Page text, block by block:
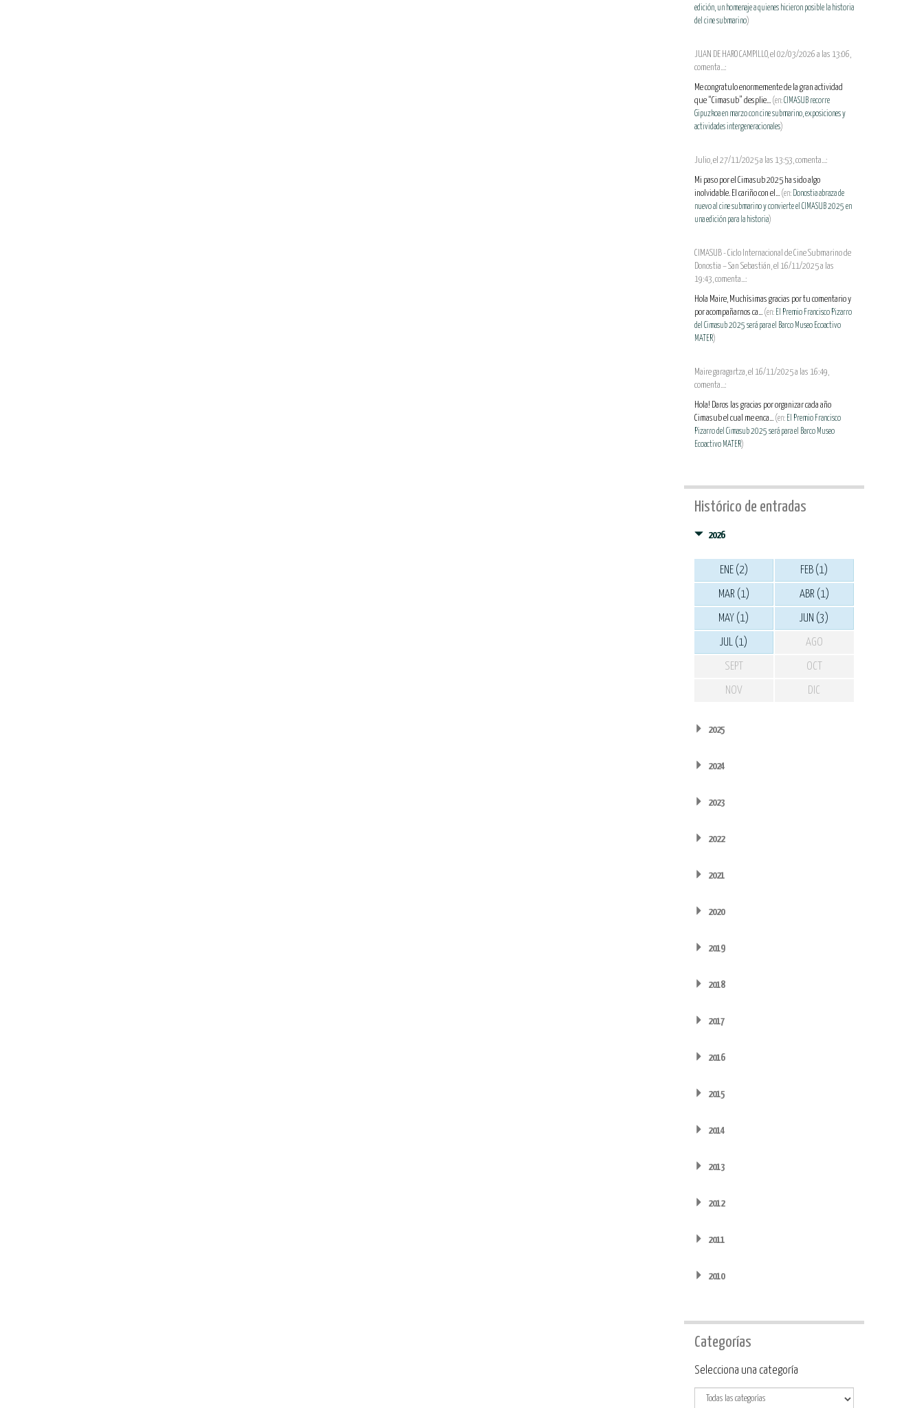
edición, un homenaje a quienes hicieron posible la historia
del cine submarino)
JUAN DE HARO CAMPILLO, el 02/03/2026 a las 13:06,
comenta...:
Me congratulo enormemente de la gran actividad
que “Cimasub” desplie... (en:CIMASUB recorre
Gipuzkoa en marzo con cine submarino, exposiciones y
actividades intergeneracionales)
Julio, el 27/11/2025 a las 13:53, comenta...:
Mi paso por el Cimasub 2025 ha sido algo
inolvidable. El cariño con el... (en: Donostia abraza de
nuevo al cine submarino y convierte el CIMASUB 2025 en
una edición para la historia)
CIMASUB - Ciclo Internacional de Cine Submarino de
Donostia – San Sebastián, el 16/11/2025 a las
19:43, comenta...:
Hola Maire, Muchísimas gracias por tu comentario y
por acompañarnos ca... (en: El Premio Francisco Pizarro
del Cimasub 2025 será para el Barco Museo Ecoactivo
MATER)
Maire garagartza, el 16/11/2025 a las 16:49,
comenta...:
Hola! Daros las gracias por organizar cada año
Cimasub el cual me enca... (en: El Premio Francisco
Pizarro del Cimasub 2025 será para el Barco Museo
Ecoactivo MATER)
Histórico de entradas
2026
ENE (2) FEB (1)
MAR (1) ABR (1)
MAY (1) JUN (3)
JUL (1) AGO
SEPT OCT
NOV DIC
2025
2024
2023
2022
2021
2020
2019
2018
2017
2016
2015
2014
2013
2012
2011
2010
Categorías
Categoría
Selecciona una categoría